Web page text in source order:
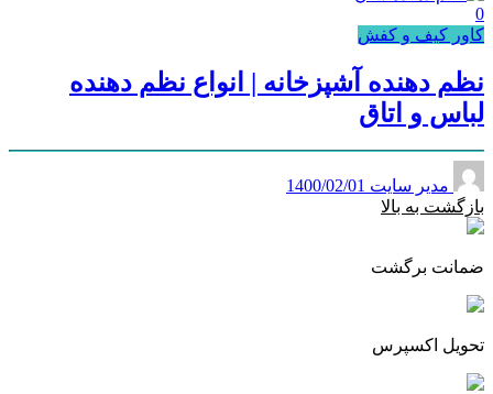
0
کاور کیف و کفش
نظم دهنده آشپزخانه | انواع نظم دهنده
لباس و اتاق
مدیر سایت 1400/02/01
بازگشت به بالا
ضمانت برگشت
تحویل اکسپرس